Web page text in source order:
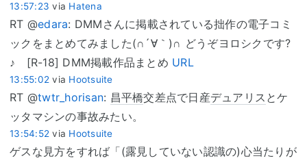
13:57:23 via Hatena
RT @edara: DMMさんに掲載されている拙作の電子コミ
ックをまとめてみました(∩´∀｀)∩ どうぞヨロシクです?
♪ [R-18] DMM掲載作品まとめ URL
13:55:02 via Hootsuite
RT @twtr_horisan: 昌平橋交差点で日産デュアリス とケ
ッタマシンの事故みたい。
13:54:52 via Hootsuite
ゲスな見方をすれば「(露見していない認識の)心当たりが